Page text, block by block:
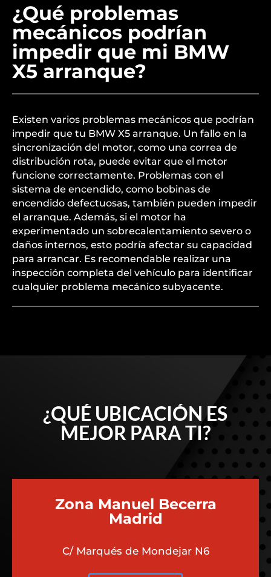
¿Qué problemas
mecánicos podrían
impedir que mi BMW
X5 arranque?
Existen varios problemas mecánicos que podrían
impedir que tu BMW X5 arranque. Un fallo en la
sincronización del motor, como una correa de
distribución rota, puede evitar que el motor
funcione correctamente. Problemas con el
sistema de encendido, como bobinas de
encendido defectuosas, también pueden impedir
el arranque. Además, si el motor ha
experimentado un sobrecalentamiento severo o
daños internos, esto podría afectar su capacidad
para arrancar. Es recomendable realizar una
inspección completa del vehículo para identificar
cualquier problema mecánico subyacente.
¿QUÉ UBICACIÓN ES
MEJOR PARA TI?
Zona Manuel Becerra
Madrid
C/ Marqués de Mondejar N6